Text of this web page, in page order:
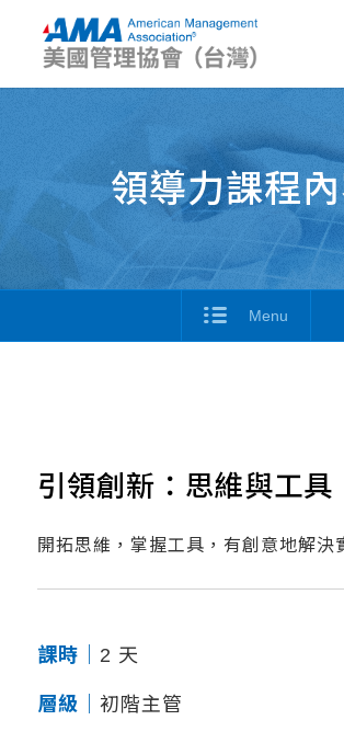
領導力課程
Menu
引領創新：思維與工具
開拓思維，掌握工具，有創意地解決
課時｜ 2 天
層級｜ 初階主管